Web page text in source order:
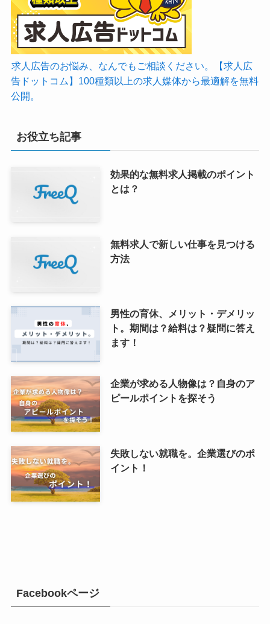
求人広告のお悩み、なんでもご相談ください。【求人広
告ドットコム】100種類以上の求人媒体から最適解を無料
公開。
お役立ち記事
効果的な無料求人掲載のポイント
とは？
無料求人で新しい仕事を見つける
方法
男性の育休、メリット・デメリッ
ト。期間は？給料は？疑問に答え
ます！
企業が求める人物像は？自身のア
ピールポイントを探そう
失敗しない就職を。企業選びのポ
イント！
Facebookページ